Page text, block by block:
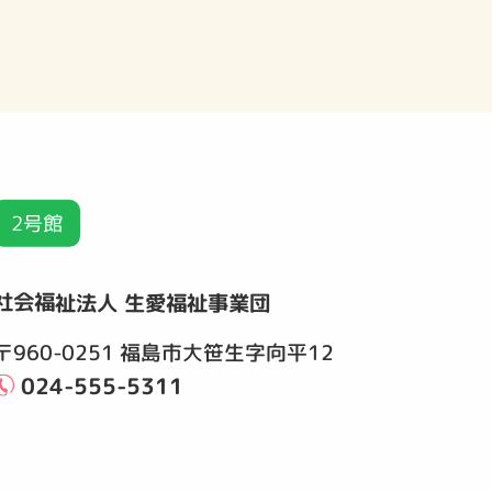
2号館
会福祉法人 生愛福祉事業団
960-0251 福島市大笹生字向平12
024-555-5311